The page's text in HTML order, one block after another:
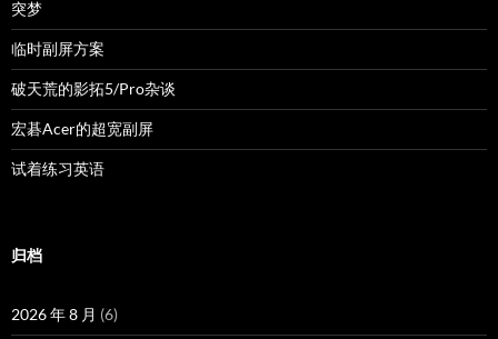
突梦
临时副屏方案
破天荒的影拓5/Pro杂谈
宏碁Acer的超宽副屏
试着练习英语
归档
2026 年 8 月 (6)